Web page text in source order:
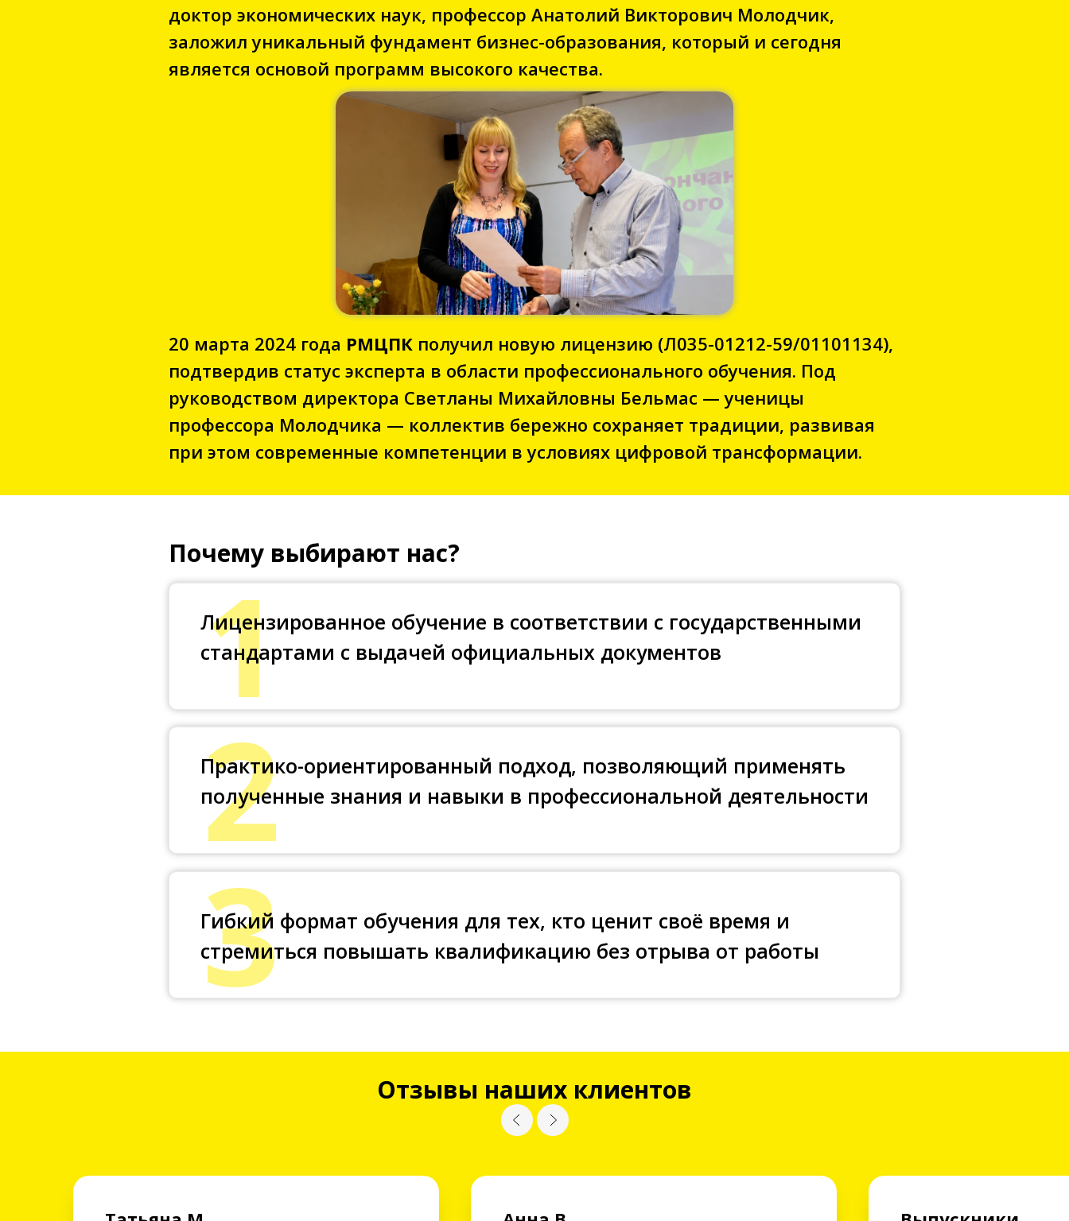
доктор экономических наук, профессор Анатолий Викторович Молодчик,
заложил уникальный фундамент бизнес-образования, который и сегодня
является основой программ высокого качества.
20 марта 2024 года РМЦПК получил новую лицензию (Л035-01212-59/01101134),
подтвердив статус эксперта в области профессионального обучения. Под
руководством директора Светланы Михайловны Бельмас — ученицы
профессора Молодчика — коллектив бережно сохраняет традиции, развивая
при этом современные компетенции в условиях цифровой трансформации.
Почему выбирают нас?
1
Лицензированное обучение в соответствии с государственными
стандартами с выдачей официальных документов
2
Практико-ориентированный подход, позволяющий применять
полученные знания и навыки в профессиональной деятельности
3
Гибкий формат обучения для тех, кто ценит своё время и
стремиться повышать квалификацию без отрыва от работы
Отзывы наших клиентов